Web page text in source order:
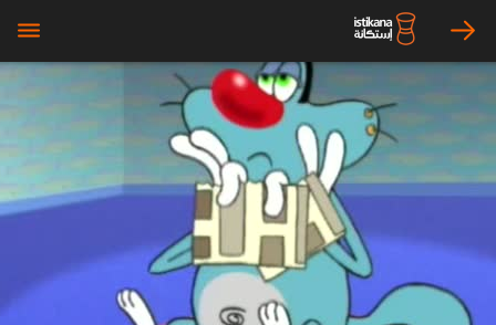
arrow_right
bars